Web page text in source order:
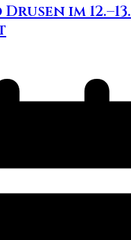
im 12.–13.